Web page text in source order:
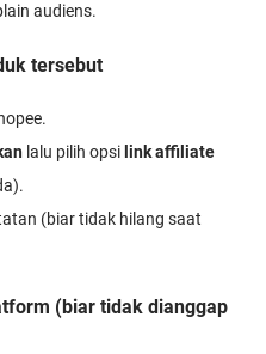
audiens.
tersebut
lalu pilih opsi link affiliate
(biar tidak hilang saat
(biar tidak dianggap